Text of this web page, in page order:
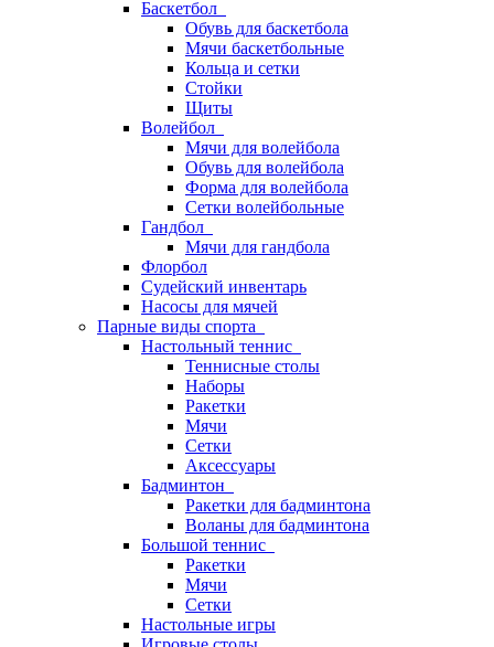
Баскетбол
Обувь для баскетбола
Мячи баскетбольные
Кольца и сетки
Стойки
Щиты
Волейбол
Мячи для волейбола
Обувь для волейбола
Форма для волейбола
Сетки волейбольные
Гандбол
Мячи для гандбола
Флорбол
Судейский инвентарь
Насосы для мячей
Парные виды спорта
Настольный теннис
Теннисные столы
Наборы
Ракетки
Мячи
Сетки
Аксессуары
Бадминтон
Ракетки для бадминтона
Воланы для бадминтона
Большой теннис
Ракетки
Мячи
Сетки
Настольные игры